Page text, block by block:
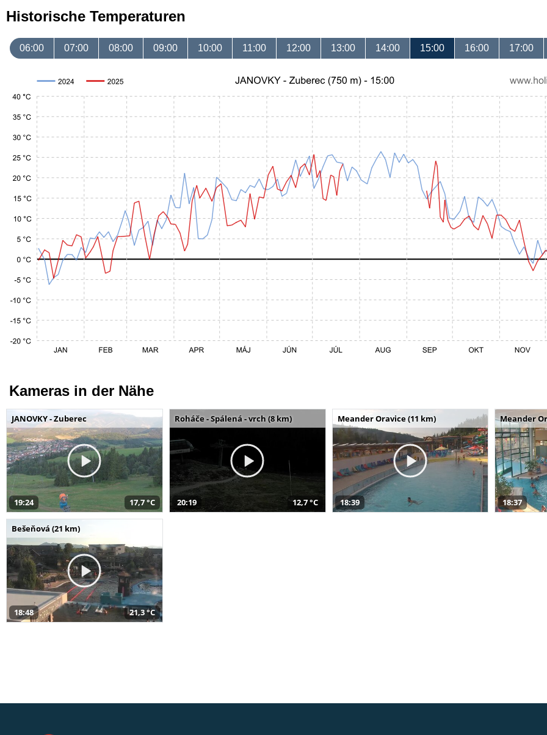
Historische Temperaturen
06:00 07:00 08:00 09:00 10:00 11:00 12:00 13:00 14:00 15:00 16:00 17:00
Kameras in der Nähe
JANOVKY - Zuberec
19:24 17,7 °C
Roháče - Spálená - vrch (8 km)
20:19 12,7 °C
Meander Oravice (11 km)
18:39
Meander
18:37
Bešeňová (21 km)
18:48 21,3 °C